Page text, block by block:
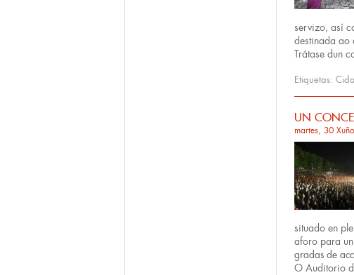
servizo, así
destinada ao
Trátase dun
Etiquetas:
UN
martes, 30
situado en
aforo para
gradas de
O Auditorio